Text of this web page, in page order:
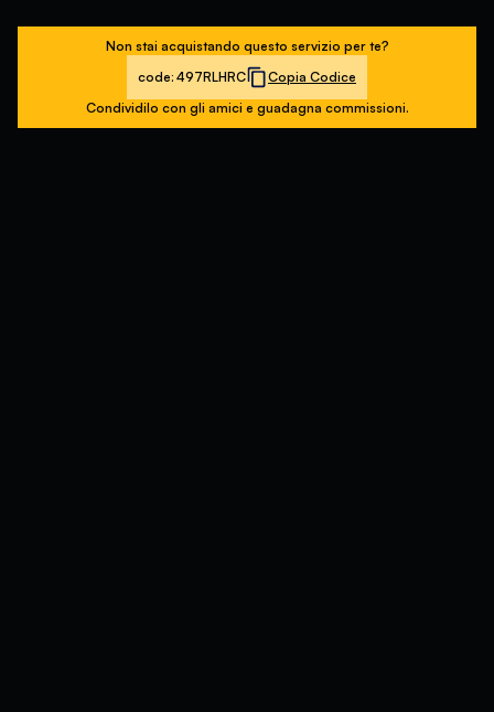
Non stai acquistando questo servizio per te?
code: 497RLHRC
Copia Codice
Condividilo con gli amici e guadagna commissioni.